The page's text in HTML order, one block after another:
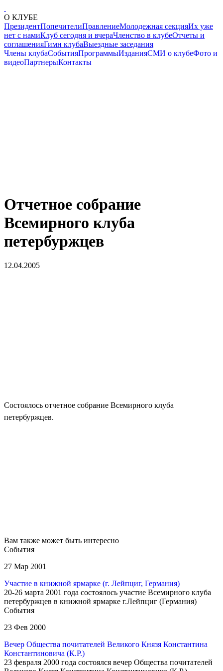
О КЛУБЕ
ПрезидентПопечителиПравлениеМолодежная секцияИх уже
нет с намиКлуб сегодня и вчераЧленство в клубеОтчеты и
соглашенияГимн клубаВыездные заседания
Члены клубаСобытияПрограммыИзданияСМИ о клубеФото и
видеоПартнерыКонтакты
Отчетное собрание
Всемирного клуба
петербуржцев
12.04.2005
Состоялось отчетное собрание Всемирного клуба
петербуржцев.
Вам также может быть интересно
События
27 Мар 2001
Участие в книжной ярмарке (г. Лейпциг, Германия)
20-26 марта 2001 года состоялось участие Всемирного клуба
петербуржцев в книжной ярмарке г.Лейпциг (Германия)
События
23 Фев 2000
Вечер Общества почитателей Великого Князя Константина
Константиновича (К.Р.)
23 февраля 2000 года состоялся вечер Общества почитателей